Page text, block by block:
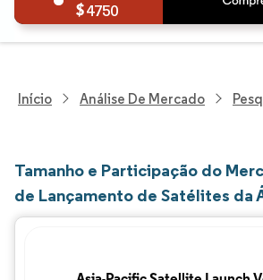
4750
Início Análise De Mercado
Tamanho e Participação do
de Lançamento de Satélites da